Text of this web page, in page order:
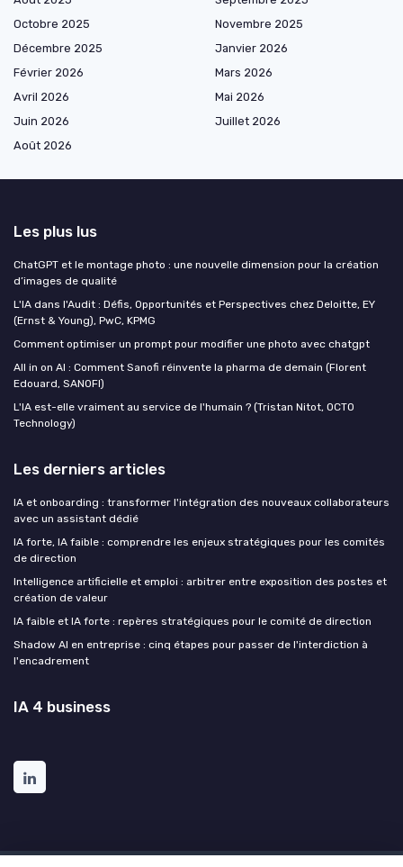
Octobre 2025
Novembre 2025
Décembre 2025
Janvier 2026
Février 2026
Mars 2026
Avril 2026
Mai 2026
Juin 2026
Juillet 2026
Août 2026
Les plus lus
ChatGPT et le montage photo : une nouvelle dimension pour la création
d’images de qualité
L'IA dans l'Audit : Défis, Opportunités et Perspectives chez Deloitte, EY
(Ernst & Young), PwC, KPMG
Comment optimiser un prompt pour modifier une photo avec chatgpt
All in on AI : Comment Sanofi réinvente la pharma de demain (Florent
Edouard, SANOFI)
L'IA est-elle vraiment au service de l'humain ? (Tristan Nitot, OCTO
Technology)
Les derniers articles
IA et onboarding : transformer l'intégration des nouveaux collaborateurs
avec un assistant dédié
IA forte, IA faible : comprendre les enjeux stratégiques pour les comités
de direction
Intelligence artificielle et emploi : arbitrer entre exposition des postes et
création de valeur
IA faible et IA forte : repères stratégiques pour le comité de direction
Shadow AI en entreprise : cinq étapes pour passer de l'interdiction à
l'encadrement
IA 4 business